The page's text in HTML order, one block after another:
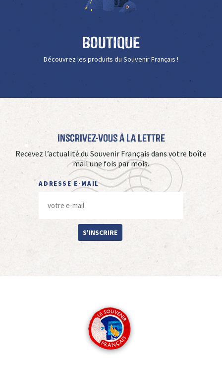
Boutique
Découvrez les produits du Souvenir Français !
Inscrivez-vous à La Lettre
Recevez l’actualité du Souvenir Français dans votre boîte
mail une fois par mois.
ADRESSE E-MAIL
S'INSCRIRE